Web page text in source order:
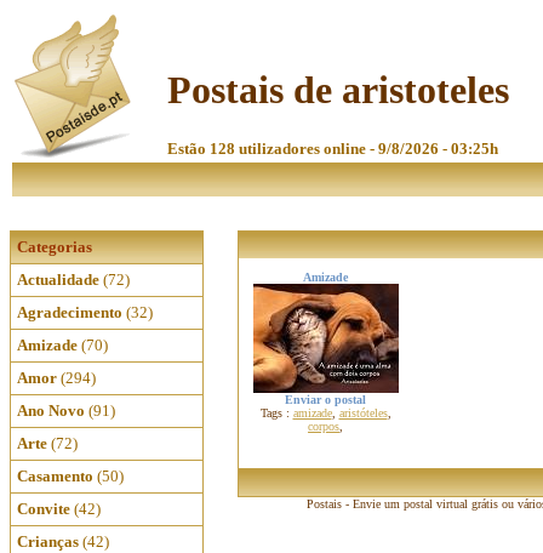
Postais de aristoteles
Estão 128 utilizadores online - 9/8/2026 - 03:25h
Categorias
Actualidade (72)
Agradecimento (32)
Amizade (70)
Amor (294)
Ano Novo (91)
Arte (72)
Casamento (50)
Convite (42)
Crianças (42)
Amizade
Enviar o postal
Tags : amizade, aristóteles,
corpos
Postais - Envie um postal virtual grátis ou